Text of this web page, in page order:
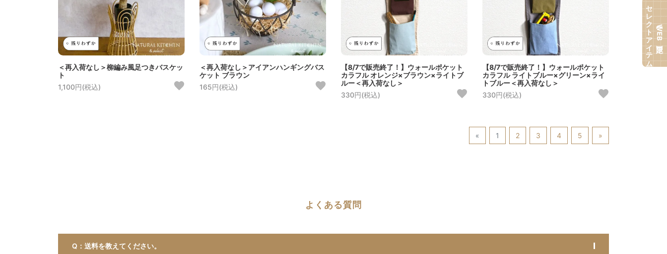
＜再入荷なし＞柳編み風足つきバスケッ
ト
1,100円(税込)
＜再入荷なし＞アイアンハンギングバス
ケット ブラウン
165円(税込)
【8/7で販売終了！】ウォールポケット
カラフル オレンジ×ブラウン×ライトブ
ルー＜再入荷なし＞
330円(税込)
【8/7で販売終了！】ウォールポケット
カラフル ライトブルー×グリーン×ライ
トブルー＜再入荷なし＞
330円(税込)
« 1 2 3 4 5 »
よくある質問
Q：送料を教えてください。
【WEB限定】
セレクトアイテム